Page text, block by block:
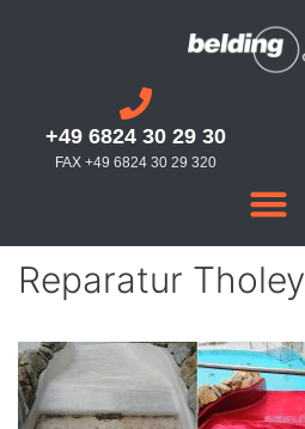
+49 6824 30 29 30
FAX +49 6824 30 29 320
Reparatur Tholey